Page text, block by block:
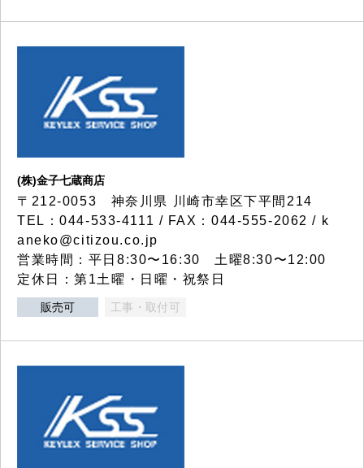
(株)金子七蔵商店
〒212-0053 神奈川県 川崎市幸区下平間214
TEL：044-533-4111 / FAX：044-555-2062 / k
aneko@citizou.co.jp
営業時間：平日8:30〜16:30 土曜8:30〜12:00
定休日：第1土曜・日曜・祝祭日
販売可 工事・取付可